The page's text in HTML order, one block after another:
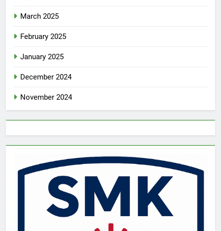
March 2025
February 2025
January 2025
December 2024
November 2024